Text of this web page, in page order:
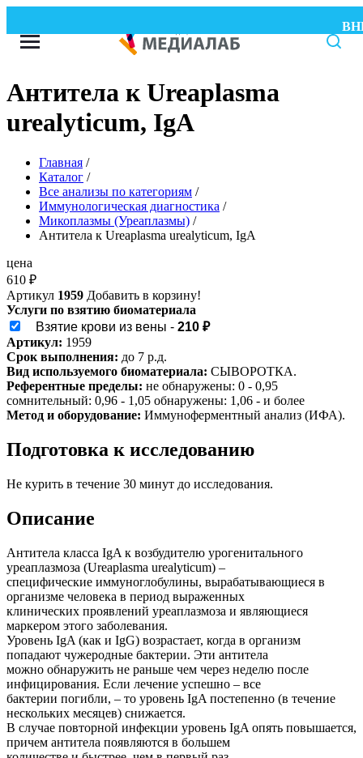
Антитела к Ureaplasma
urealyticum, IgA
Главная /
Каталог /
Все анализы по категориям /
Иммунологическая диагностика /
Микоплазмы (Уреаплазмы) /
Антитела к Ureaplasma urealyticum, IgA
цена
610 ₽
Артикул 1959 Добавить в корзину!
Услуги по взятию биоматериала
Взятие крови из вены - 210 ₽
Артикул: 1959
Срок выполнения: до 7 р.д.
Вид используемого биоматериала: СЫВОРОТКА.
Референтные пределы: не обнаружены: 0 - 0,95
сомнительный: 0,96 - 1,05 обнаружены: 1,06 - и более
Метод и оборудование: Иммуноферментный анализ (ИФА).
Подготовка к исследованию
Не курить в течение 30 минут до исследования.
Описание
Антитела класса IgA к возбудителю урогенитального
уреаплазмоза (Ureaplasma urealyticum) –
специфические иммуноглобулины, вырабатывающиеся в
организме человека в период выраженных
клинических проявлений уреаплазмоза и являющиеся
маркером этого заболевания.
Уровень IgA (как и IgG) возрастает, когда в организм
попадают чужеродные бактерии. Эти антитела
можно обнаружить не раньше чем через неделю после
инфицирования. Если лечение успешно – все
бактерии погибли, – то уровень IgA постепенно (в течение
нескольких месяцев) снижается.
В случае повторной инфекции уровень IgA опять повышается,
причем антитела появляются в большем